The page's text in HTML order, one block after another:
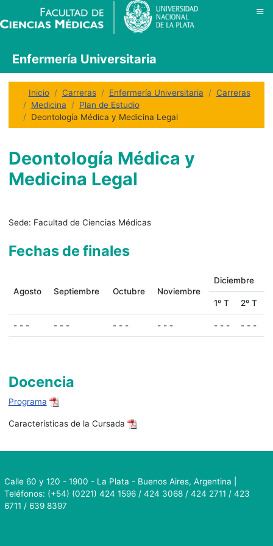
Inicio Carreras Enfermería Universitaria
Carreras
Medicina
Plan de Estudio
Deontología Médica y Medicina Legal
Deontología Médica y
Medicina Legal
Sede: Facultad de Ciencias Médicas
Fechas de finales
Agosto Septiembre Octubre Noviembre
Diciembre
1º T 2º T
- - - - - - - - - - - - - - - - - -
Docencia
Programa
Características de la Cursada
Calle 60 y 120 - 1900 - La Plata - Buenos Aires, Argentina |
Teléfonos: (+54) (0221) 424 1596 / 424 3068 / 424 2711 / 423
6711 / 639 8397
Enfermería Universitaria
≡